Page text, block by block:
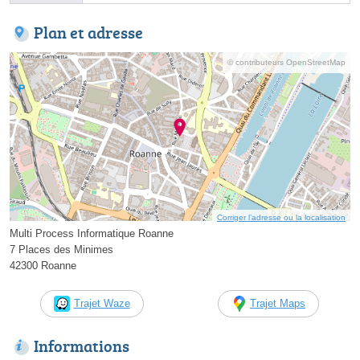
Plan et adresse
© contributeurs OpenStreetMap
Corriger l’adresse ou la localisation
Multi Process Informatique Roanne
7 Places des Minimes
42300 Roanne
Trajet Waze Trajet Maps
Informations